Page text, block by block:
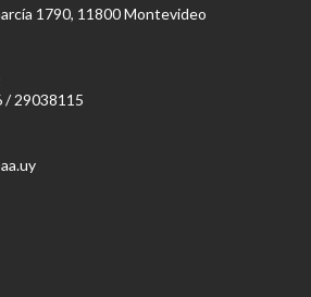
1790, 11800 Montevideo
/ 29038115
Se